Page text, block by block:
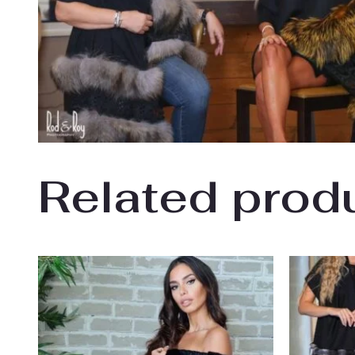
Related